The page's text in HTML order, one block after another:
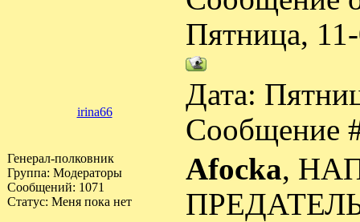
Пятница,
irina66
Дата:
Сообщение
Генерал-полковник
Группа: Модераторы
Сообщений: 1071
Статус: Меня пока нет
Afocka,